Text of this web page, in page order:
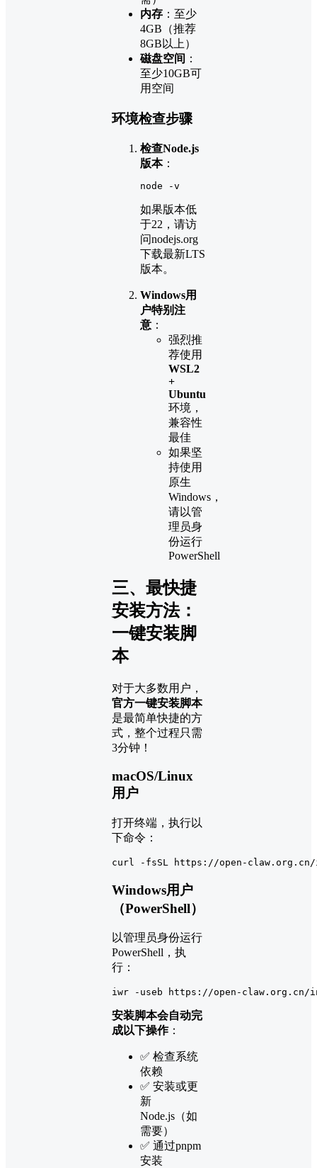
内存 ：至少
4GB（推荐
8GB以上）
磁盘空间 ：
至少10GB可
用空间
环境检查步骤
检查Node.js
版本：
node -v
如果版本低
于22，请访
问nodejs.org
下载最新LTS
版本。
Windows用
户特别注
意 ：
强烈推
荐使用
WSL2
+
Ubuntu
环境，
兼容性
最佳
如果坚
持使用
原生
Windows，
请以管
理员身
份运行
PowerShell
三、最快捷
安装方法：
一键安装脚
本
对于大多数用户，
官方一键安装脚本
是最简单快捷的方
式，整个过程只需
3分钟！
macOS/Linux
用户
打开终端，执行以
下命令：
curl -fsSL https://open-
Windows用户
（PowerShell）
以管理员身份运行
PowerShell，执
行：
iwr -useb https: //open -
安装脚本会自动完
成以下操作：
✅ 检查系统
依赖
✅ 安装或更
新
Node.js（如
需要）
✅ 通过pnpm
安装